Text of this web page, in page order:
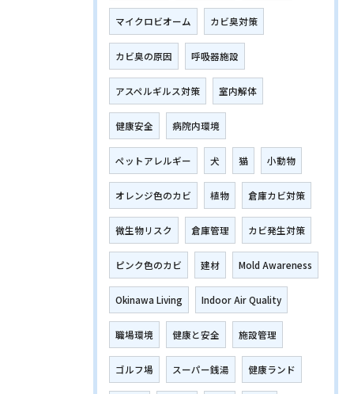
マイクロビオーム カビ臭対策
カビ臭の原因 呼吸器施設
アスペルギルス対策 室内解体
健康安全 病院内環境
ペットアレルギー 犬 猫 小動物
オレンジ色のカビ 植物 倉庫カビ対策
微生物リスク 倉庫管理 カビ発生対策
ピンク色のカビ 建材 Mold Awareness
Okinawa Living Indoor Air Quality
職場環境 健康と安全 施設管理
ゴルフ場 スーパー銭湯 健康ランド